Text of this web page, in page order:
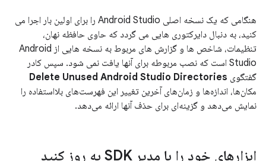
هنگامی که یک نسخه اصلی Android Studio را برای اولین بار اجرا می
کنید، به دنبال دایرکتوری هایی می گردد که حاوی حافظه نهان،
تنظیمات، شاخص ها و گزارش های مربوط به نسخه هایی از Android
Studio است که نصب مربوطه برای آنها یافت نمی شود. سپس کادر
گفتگوی Delete Unused Android Studio Directories
مکان‌ها، اندازه‌ها و زمان‌های آخرین تغییر این فهرست‌های بلااستفاده را
نمایش می‌دهد و گزینه‌ای برای حذف آنها ارائه می‌دهد.
ابزارهای خود را با مدیر SDK به روز کنید